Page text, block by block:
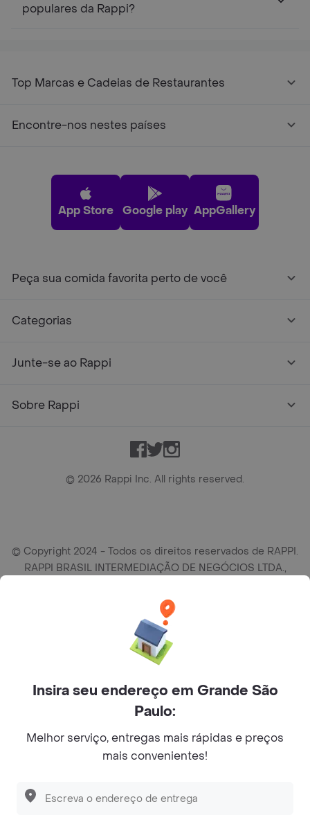
populares da Rappi?
Top Marcas e Cadeias de Restaurantes
Encontre-nos nestes países
App Store Google play AppGallery
Peça sua comida favorita perto de você
Categorias
Junte-se ao Rappi
Sobre Rappi
Facebook
TwitterInstagram
© 2026 Rappi Inc. All rights reserved.
© Copyright 2024 - Todos os direitos reservados de RAPPI.
RAPPI BRASIL INTERMEDIAÇÃO DE NEGÓCIOS LTDA.,
conj. 91, Lado A, Cerqueira Cesar, São Paulo/SP CEP. 01414-
905, CNPJ/MF n° 26.900.161/0001-25.
Insira seu endereço em Grande São
Paulo:
Melhor serviço, entregas mais rápidas e preços
mais convenientes!